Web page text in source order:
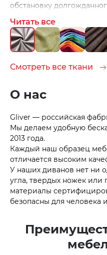
Смотреть все ткани
обстановку
нашем безумно
и практичность делают
востребованной.
Читать все
О нас
Gliver — российская
Мы делаем удобную
2013 года.
Каждый наш образец
отличается высоким
У наших диванов нет ни
угла, твердых ножек или
материалы
безопасны для человека